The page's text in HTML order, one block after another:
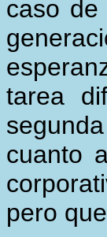
caso
tarea
cuanto
pero